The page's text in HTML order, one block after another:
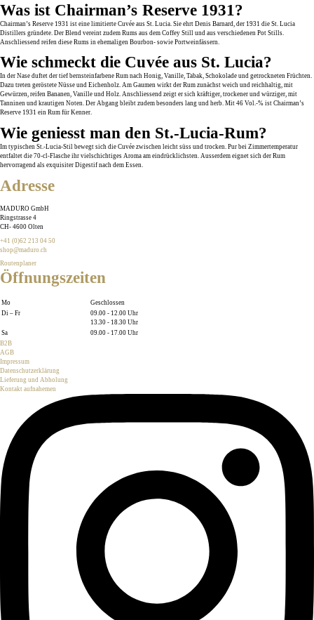
Was ist Chairman’s Reserve 1931?
Chairman’s Reserve 1931 ist eine limitierte Cuvée aus St. Lucia. Sie ehrt Denis Barnard, der 1931 die St. Lucia
Distillers gründete. Der Blend vereint zudem Rums aus dem Coffey Still und aus verschiedenen Pot Stills.
Anschliessend reifen diese Rums in ehemaligen Bourbon- sowie Portweinfässern.
Wie schmeckt die Cuvée aus St. Lucia?
In der Nase duftet der tief bernsteinfarbene Rum nach Honig, Vanille, Tabak, Schokolade und getrockneten Früchten.
Dazu treten geröstete Nüsse und Eichenholz. Am Gaumen wirkt der Rum zunächst weich und reichhaltig, mit
Gewürzen, reifen Bananen, Vanille und Holz. Anschliessend zeigt er sich kräftiger, trockener und würziger, mit
Tanninen und krautigen Noten. Der Abgang bleibt zudem besonders lang und herb. Mit 46 Vol.-% ist Chairman’s
Reserve 1931 ein Rum für Kenner.
Wie geniesst man den St.-Lucia-Rum?
Im typischen St.-Lucia-Stil bewegt sich die Cuvée zwischen leicht süss und trocken. Pur bei Zimmertemperatur
entfaltet die 70-cl-Flasche ihr vielschichtiges Aroma am eindrücklichsten. Ausserdem eignet sich der Rum
hervorragend als exquisiter Digestif nach dem Essen.
Adresse
MADURO GmbH
Ringstrasse 4
CH- 4600 Olten
+41 (0)62 213 04 50
shop@maduro.ch
Routenplaner
Öffnungszeiten
Mo
Geschlossen
Di – Fr
09.00 - 12.00 Uhr
13.30 - 18.30 Uhr
Sa
09.00 - 17.00 Uhr
B2B
AGB
Impressum
Datenschutzerklärung
Lieferung und Abholung
Kontakt aufnahemen